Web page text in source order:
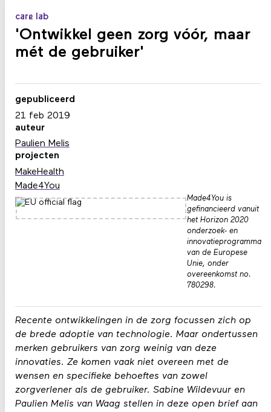
care lab
'Ontwikkel geen zorg vóór, maar
mét de gebruiker'
Recente ontwikkelingen in de zorg focussen zich op
de brede adoptie van technologie. Maar ondertussen
merken gebruikers van zorg weinig van deze
innovaties. Ze komen vaak niet overeen met de
wensen en specifieke behoeftes van zowel
zorgverlener als de gebruiker. Sabine Wildevuur en
Paulien Melis van Waag stellen in deze open brief aan
gepubliceerd
21 feb 2019
auteur
Paulien Melis
projecten
MakeHealth
Made4You
Made4You is
gefinancieerd vanuit
het Horizon 2020
onderzoek- en
innovatieprogramma
van de Europese
Unie, onder
overeenkomst no.
780298.